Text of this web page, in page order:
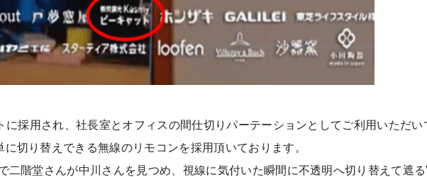
に採用され、社長室とオフィスの間仕切りパーテーションとしてご利用いただい
切り替えできる無線のリモコンを採用頂いております。
二階堂さんが中川さんを見つめ、視線に気付いた瞬間に不透明へ切り替えて